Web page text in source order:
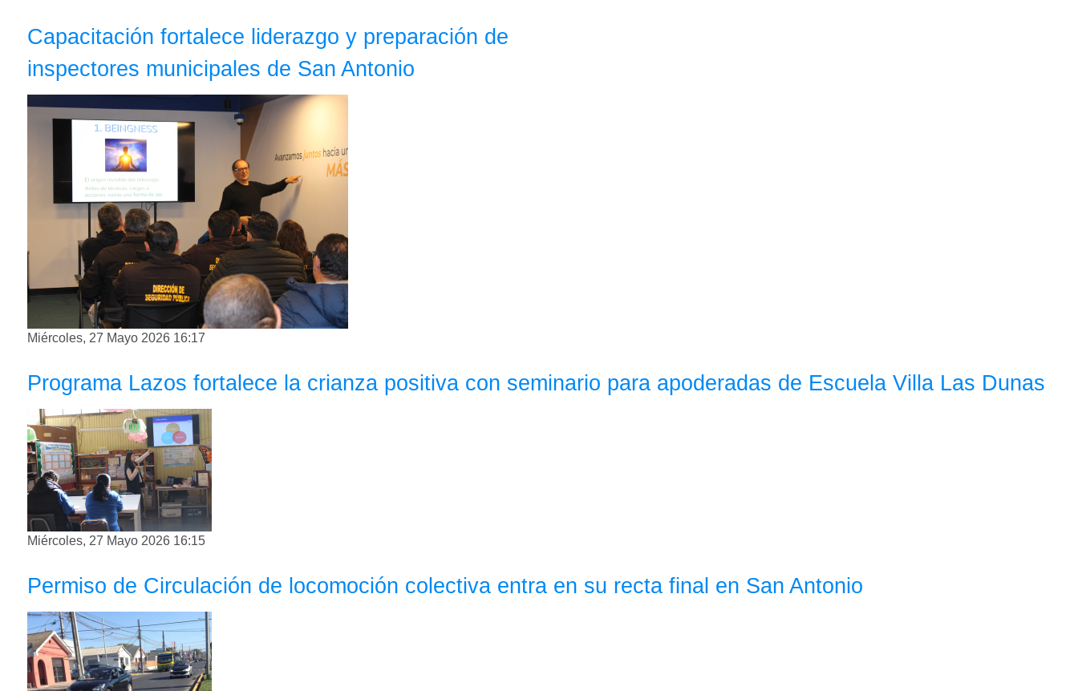
Capacitación fortalece liderazgo y preparación de
inspectores municipales de San Antonio
Miércoles, 27 Mayo 2026 16:17
Programa Lazos fortalece la crianza positiva con seminario para apoderadas de Escuela Villa Las Dunas
Miércoles, 27 Mayo 2026 16:15
Permiso de Circulación de locomoción colectiva entra en su recta final en San Antonio